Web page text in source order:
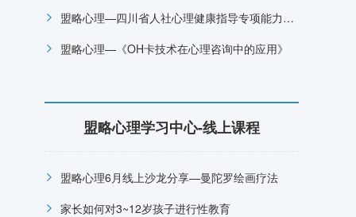
盟略心理—四川省人社心理健康指导专项能力证书报考指南
盟略心理—《OH卡技术在心理咨询中的应用》
盟略心理学习中心-线上课程
盟略心理6月线上沙龙分享—曼陀罗绘画疗法
家长如何对3~12岁孩子进行性教育